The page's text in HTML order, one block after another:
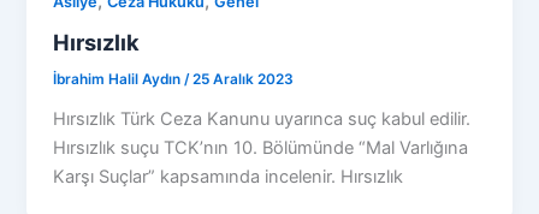
Hırsızlık
İbrahim Halil Aydın/25 Aralık 2023
Hırsızlık Türk Ceza Kanunu uyarınca suç kabul edilir.
Hırsızlık suçu TCK’nın 10. Bölümünde “Mal Varlığına
Karşı Suçlar” kapsamında incelenir. Hırsızlık